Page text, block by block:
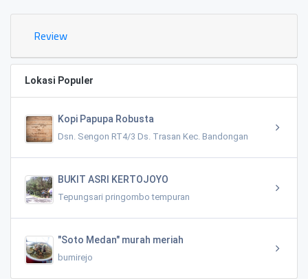
Review
Lokasi Populer
Kopi Papupa Robusta
Dsn. Sengon RT4/3 Ds. Trasan Kec. Bandongan
BUKIT ASRI KERTOJOYO
Tepungsari pringombo tempuran
"Soto Medan" murah meriah
bumirejo